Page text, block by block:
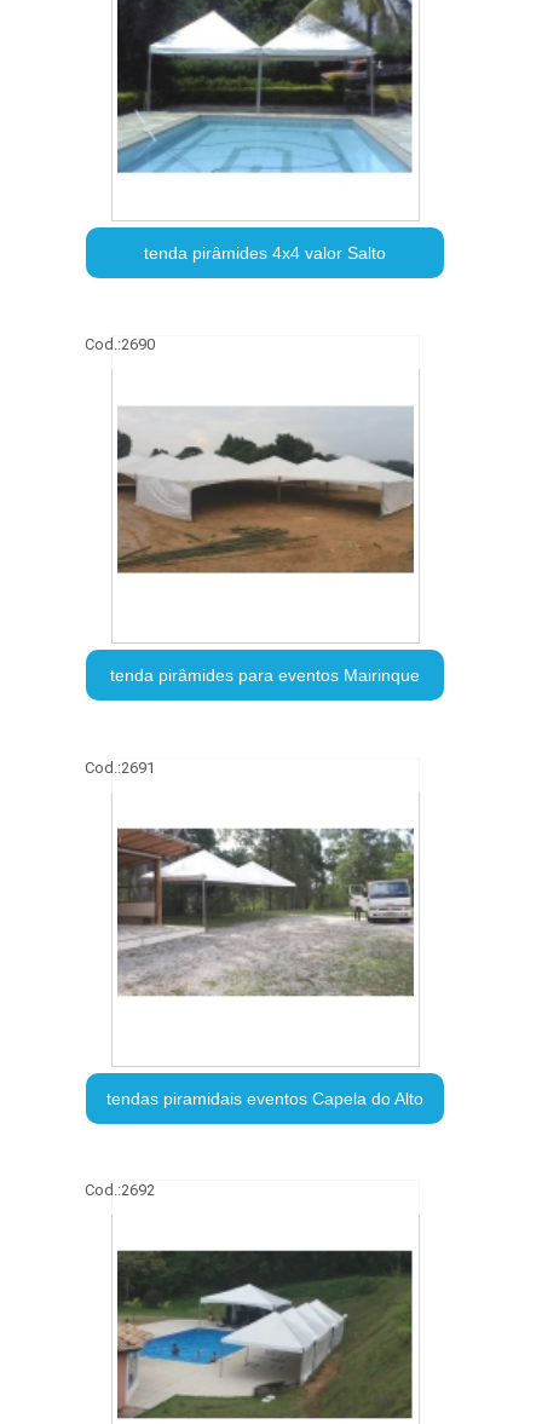
tenda pirâmides 4x4 valor Salto
Cod.:2690
tenda pirâmides para eventos Mairinque
Cod.:2691
tendas piramidais eventos Capela do Alto
Cod.:2692